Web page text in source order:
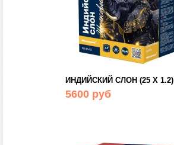
ИНДИЙСКИЙ СЛОН (25 Х 1.2)
5600 руб